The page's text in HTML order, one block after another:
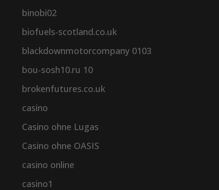
binobi02
biofuels-scotland.co.uk
blackdownmotorcompany 0103
bou-sosh10.ru 10
brokenfutures.co.uk
casino
Casino ohne Lugas
Casino ohne OASIS
casino online
casino1